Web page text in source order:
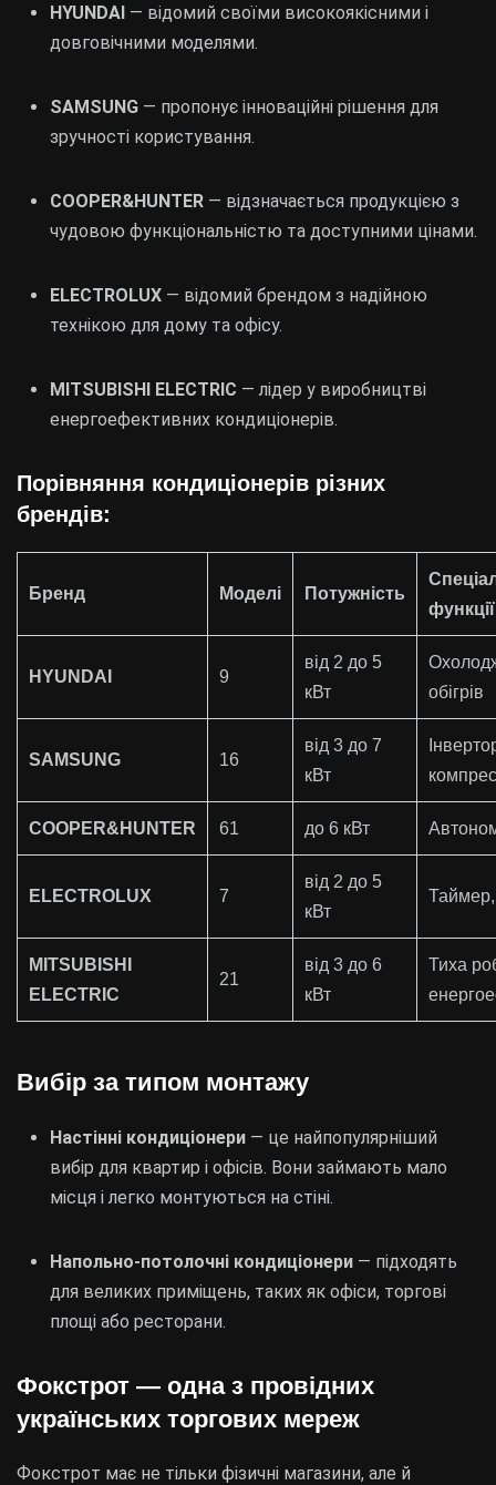
HYUNDAI — відомий своїми високоякісними і
довговічними моделями.
SAMSUNG — пропонує інноваційні рішення для
зручності користування.
COOPER&HUNTER — відзначається продукцією з
чудовою функціональністю та доступними цінами.
ELECTROLUX — відомий брендом з надійною
технікою для дому та офісу.
MITSUBISHI ELECTRIC — лідер у виробництві
енергоефективних кондиціонерів.
Порівняння кондиціонерів різних
брендів:
Бренд Моделі Потужність
функції
HYUNDAI 9
від 2 до 5
кВт
обігрів
SAMSUNG 16
від 3 до 7
кВт
COOPER&HUNTER 61 до 6 кВт
ELECTROLUX 7
від 2 до 5
кВт
Таймер,
MITSUBISHI
ELECTRIC
21
від 3 до 6
кВт
Тиха
Вибір за типом монтажу
Настінні кондиціонери — це найпопулярніший
вибір для квартир і офісів. Вони займають мало
місця і легко монтуються на стіні.
Напольно-потолочні кондиціонери — підходять
для великих приміщень, таких як офіси, торгові
площі або ресторани.
Фокстрот — одна з провідних
українських торгових мереж
Фокстрот має не тільки фізичні магазини, але й